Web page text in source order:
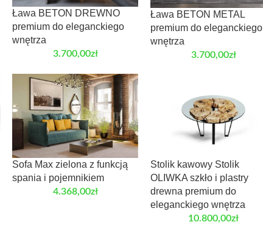
Ława BETON DREWNO
premium do eleganckiego
wnętrza
3.700,00zł
Ława BETON METAL
premium do eleganckiego
wnętrza
3.700,00zł
Sofa Max zielona z funkcją
spania i pojemnikiem
4.368,00zł
Stolik kawowy Stolik
OLIWKA szkło i plastry
drewna premium do
eleganckiego wnętrza
10.800,00zł